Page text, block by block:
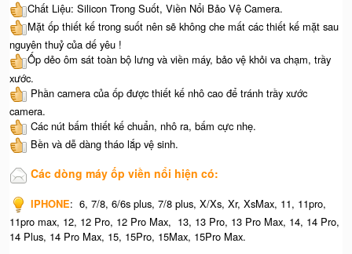
Chất Liệu: Silicon Trong Suốt, Viền Nổi Bảo Vệ Camera.
Mặt ốp thiết kế trong suốt nên sẽ không che mất các thiết kế mặt sau
nguyên thuỷ của dế yêu !
Ốp dẻo ôm sát toàn bộ lưng và viền máy, bảo vệ khỏi va chạm, trầy
xước.
Phần camera của ốp được thiết kế nhô cao để tránh trầy xước
camera.
Các nút bấm thiết kế chuẩn, nhô ra, bấm cực nhẹ.
Bền và dễ dàng tháo lắp vệ sinh.
Các dòng máy ốp viền nổi hiện có:
IPHONE: 6, 7/8, 6/6s plus, 7/8 plus, X/Xs, Xr, XsMax, 11, 11pro,
11pro max, 12, 12 Pro, 12 Pro Max, 13, 13 Pro, 13 Pro Max, 14, 14 Pro,
14 Plus, 14 Pro Max, 15, 15Pro, 15Max, 15Pro Max.